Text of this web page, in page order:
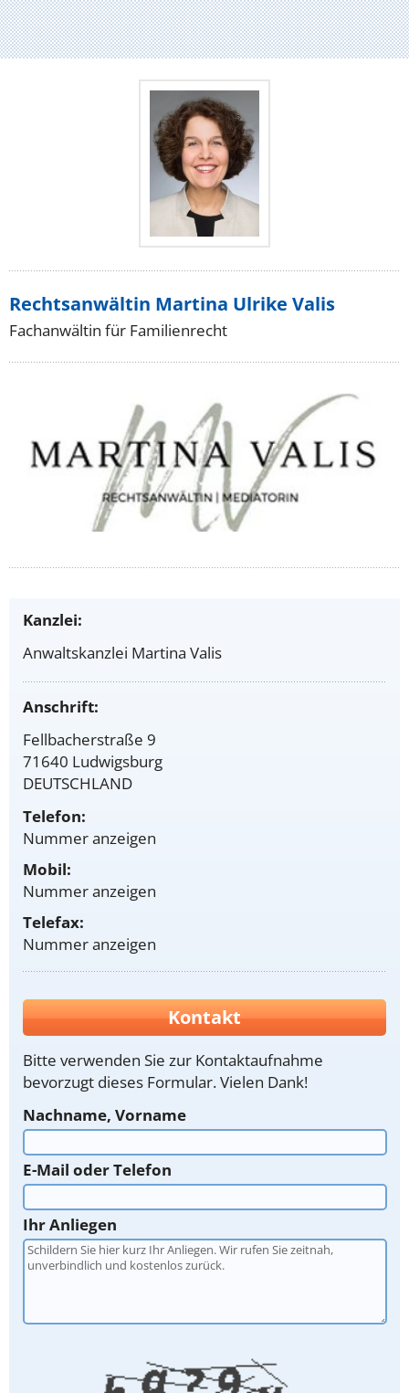
Rechtsanwältin Martina Ulrike Valis
Fachanwältin für Familienrecht
Kanzlei:
Anwaltskanzlei Martina Valis
Anschrift:
Fellbacherstraße 9
71640 Ludwigsburg
DEUTSCHLAND
Telefon:
Nummer anzeigen
Mobil:
Nummer anzeigen
Telefax:
Nummer anzeigen
Kontakt
Bitte verwenden Sie zur Kontaktaufnahme
bevorzugt dieses Formular. Vielen Dank!
Nachname, Vorname
E-Mail oder Telefon
Ihr Anliegen